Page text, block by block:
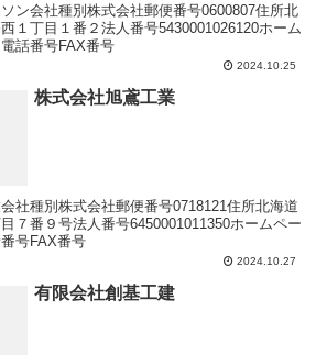
ン会社種別株式会社郵便番号0600807住所北
１丁目１番２法人番号5430001026120ホーム
話番号FAX番号
2024.10.25
株式会社旭鳶工業
社種別株式会社郵便番号0718121住所北海道
７番９号法人番号6450001011350ホームペー
号FAX番号
2024.10.27
有限会社創基工建